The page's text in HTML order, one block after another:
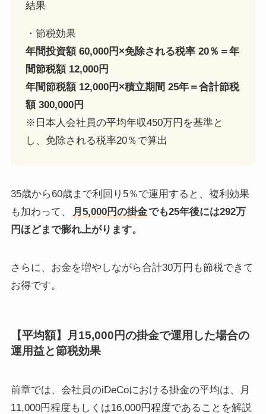
結果
・節税効果
年間投資額 60,000円×免除される税率 20％＝年
間節税額 12,000円
年間節税額 12,000円×積立期間 25年＝合計節税
額 300,000円
※日本人会社員の平均年収450万円を基準と
し、免除される税率20％で算出
35歳から60歳まで利回り5％で運用すると、複利効果
も加わって、
月5,000円の掛金でも25年後には292万
円ほどまで膨れ上がります。
さらに、お金を増やしながら合計30万円も節税できて
お得です。
【平均額】月15,000円の掛金で運用した場合の
運用益と節税効果
前章では、会社員のiDeCoにおける掛金の平均は、月
11,000円程度もしくは16,000円程度であることを解説